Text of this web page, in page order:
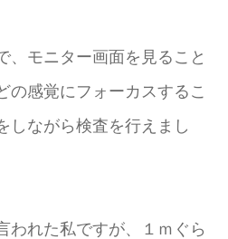
、モニター画面を見ること
の感覚にフォーカスするこ
しながら検査を行えまし
われた私ですが、１ｍぐら